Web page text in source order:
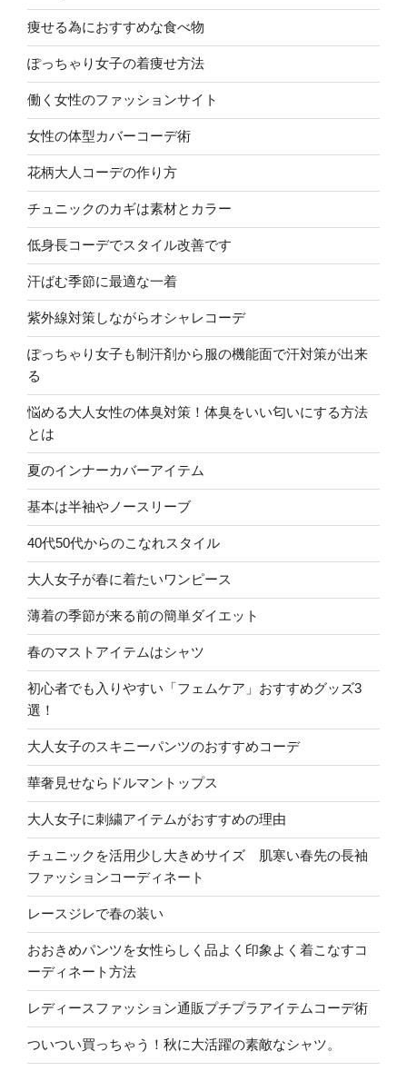
痩せる為におすすめな食べ物
ぽっちゃり女子の着痩せ方法
働く女性のファッションサイト
女性の体型カバーコーデ術
花柄大人コーデの作り方
チュニックのカギは素材とカラー
低身長コーデでスタイル改善です
汗ばむ季節に最適な一着
紫外線対策しながらオシャレコーデ
ぽっちゃり女子も制汗剤から服の機能面で汗対策が出来
る
悩める大人女性の体臭対策！体臭をいい匂いにする方法
とは
夏のインナーカバーアイテム
基本は半袖やノースリーブ
40代50代からのこなれスタイル
大人女子が春に着たいワンピース
薄着の季節が来る前の簡単ダイエット
春のマストアイテムはシャツ
初心者でも入りやすい「フェムケア」おすすめグッズ3
選！
大人女子のスキニーパンツのおすすめコーデ
華奢見せならドルマントップス
大人女子に刺繍アイテムがおすすめの理由
チュニックを活用少し大きめサイズ 肌寒い春先の長袖
ファッションコーディネート
レースジレで春の装い
おおきめパンツを女性らしく品よく印象よく着こなすコ
ーディネート方法
レディースファッション通販プチプラアイテムコーデ術
ついつい買っちゃう！秋に大活躍の素敵なシャツ。